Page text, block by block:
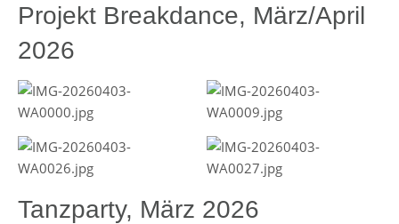
Projekt Breakdance, März/April
2026
Tanzparty, März 2026